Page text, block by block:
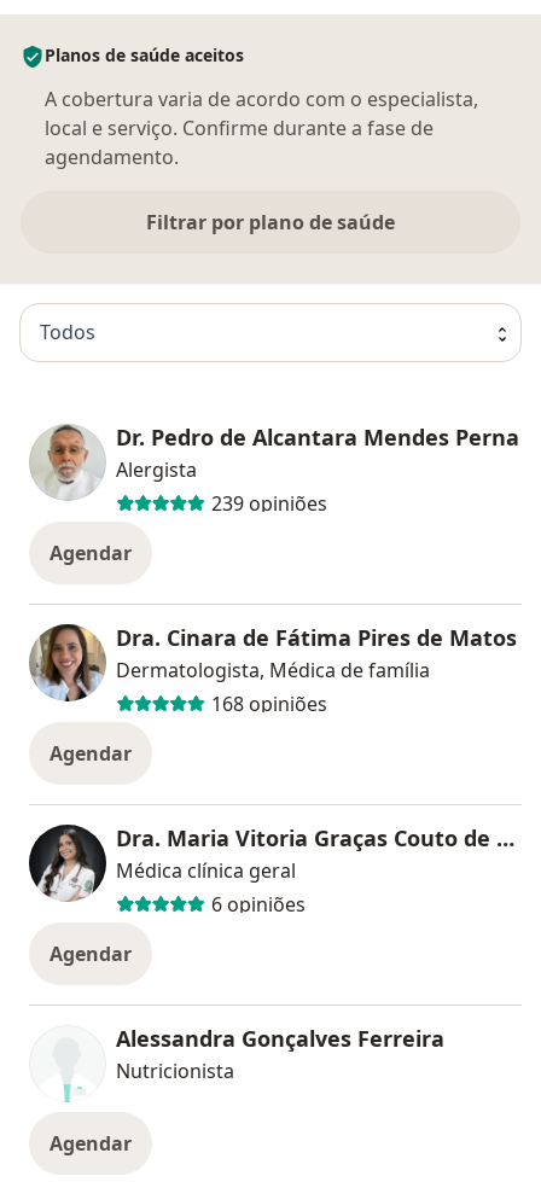
Planos de saúde aceitos
A cobertura varia de acordo com o especialista,
local e serviço. Confirme durante a fase de
agendamento.
Filtrar por plano de saúde
Todos
Dr. Pedro de Alcantara Mendes Perna
Alergista
239 opiniões
Agendar
Dra. Cinara de Fátima Pires de Matos
Dermatologista, Médica de família
168 opiniões
Agendar
Dra. Maria Vitoria Graças Couto de Campos Amaral
Médica clínica geral
6 opiniões
Agendar
Alessandra Gonçalves Ferreira
Nutricionista
Agendar